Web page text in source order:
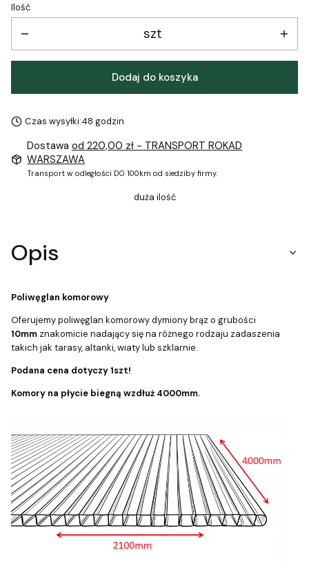
Ilość
szt
Dodaj do koszyka
Czas wysyłki:48 godzin
Dostawaod 220,00 zł - TRANSPORT ROKAD
WARSZAWA
Transport w odległości DO 100km od siedziby firmy.
duża ilość
Opis
Poliwęglan komorowy
Oferujemy poliwęglan komorowy dymiony brąz o grubości
10mm znakomicie nadający się na różnego rodzaju zadaszenia
takich jak tarasy, altanki, wiaty lub szklarnie.
Podana cena dotyczy 1szt!
Komory na płycie biegną wzdłuż 4000mm.